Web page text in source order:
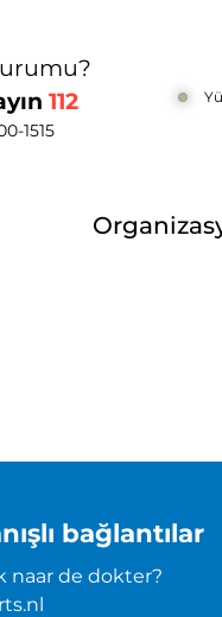
112
1515
bağlantılar
naar de dokter?